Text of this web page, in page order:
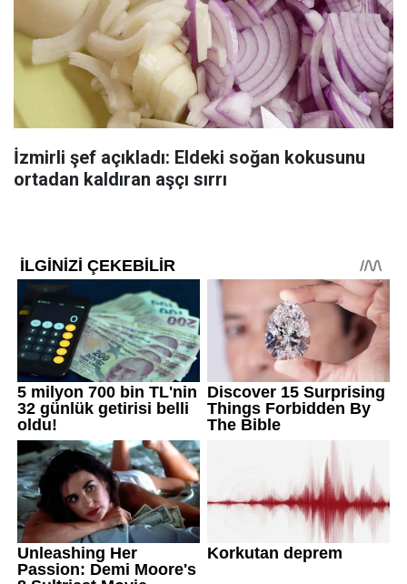
İzmirli şef açıkladı: Eldeki soğan kokusunu
ortadan kaldıran aşçı sırrı